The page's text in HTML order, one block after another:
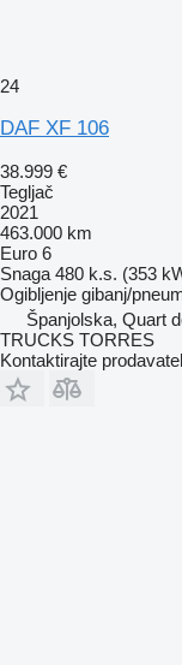
24
DAF XF 106
38.999 €
Tegljač
2021
463.000 km
Euro 6
Snaga 480 k.s. (353
Ogibljenje gibanj/
Španjolska, Quart
TRUCKS TORRES
Kontaktirajte